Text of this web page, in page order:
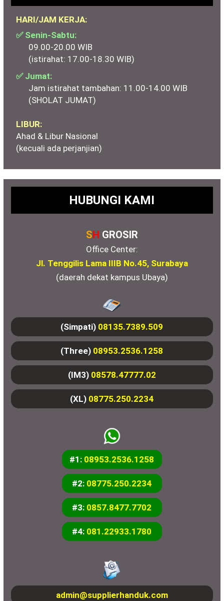
HARI/JAM KERJA:
✅ Senin-Sabtu:
09.00-20.00 WIB
(istirahat: 17.00-18.30 WIB)
✅ Jumat:
Jam istirahat tambahan: 11.00-14.00 WIB
(SHOLAT JUMAT)
LIBUR:
Ahad & Libur Nasional
(kecuali ada perjanjian)
HUBUNGI KAMI
SH GROSIR
Office Center:
Jl. Tenggilis Lama IIIB No.45, Surabaya
(daerah dekat kampus Ubaya)
(Simpati) 08135.7389.509
(Three) 08953.2536.1258
(IM3) 08578.47777.02
(XL) 08775.250.2234
#1: 08953.2536.1258
#2: 08775.250.2234
#3: 0857.8477.7702
#4: 081.22933.1780
admin@supplierhanduk.com